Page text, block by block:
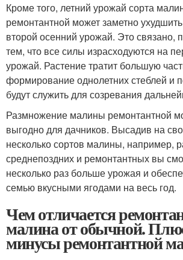
Кроме того, летний урожай сорта
ремонтантной может заметно ухудшить
второй осенний урожай. Это связано,
тем, что все силы израсходуются на
урожай. Растение тратит большую
формирование однолетних стеблей и
будут служить для созревания
Размножение малины ремонтантной
выгодно для дачников. Высадив на
несколько сортов малины, например,
среднепоздних и ремонтантных вы
несколько раз больше урожая и
семью вкусными ягодами на весь год.
Чем отличается
малина от обычной.
минусы ремонтантной